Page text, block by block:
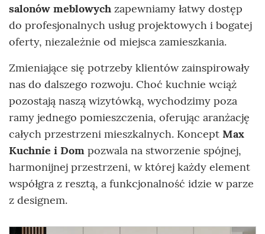
salonów meblowych zapewniamy łatwy dostęp
do profesjonalnych usług projektowych i bogatej
oferty, niezależnie od miejsca zamieszkania.
Zmieniające się potrzeby klientów zainspirowały
nas do dalszego rozwoju. Choć kuchnie wciąż
pozostają naszą wizytówką, wychodzimy poza
ramy jednego pomieszczenia, oferując aranżację
całych przestrzeni mieszkalnych. Koncept Max
Kuchnie i Dom pozwala na stworzenie spójnej,
harmonijnej przestrzeni, w której każdy element
współgra z resztą, a funkcjonalność idzie w parze
z designem.